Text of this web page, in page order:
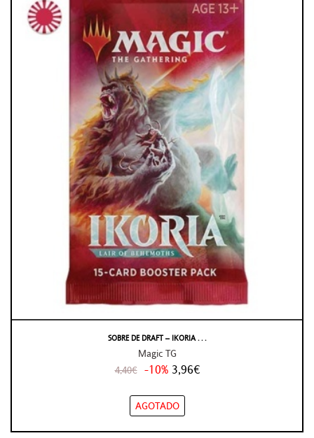
SOBRE DE DRAFT – IKORIA . . .
Magic TG
4,40€ -10% 3,96€
AGOTADO